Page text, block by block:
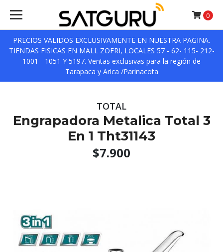
PRECIOS VALIDOS EXCLUSIVAMENTE EN NUESTRA PAGINA.
TIENDAS FISICAS EN MALL ZOFRI, LOCALES 57 - 62- 115- 212-
1001 - 1051 Y 5197. Ventas exclusivas para la región de
Tarapaca y Arica /Parinacota
0
TOTAL
Engrapadora Metalica Total 3
En 1 Tht31143
$7.900